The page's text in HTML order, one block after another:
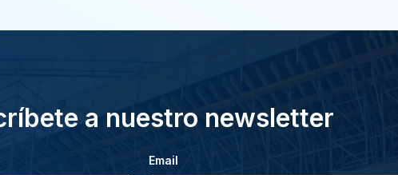
a nuestro newsletter
Email